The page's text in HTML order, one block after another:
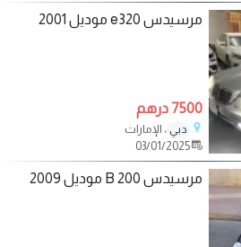
مرسيدس e320 موديل 2001
7500 درهم
دبي ، الإمارات
03/01/2025
مرسيدس B 200 موديل 2009